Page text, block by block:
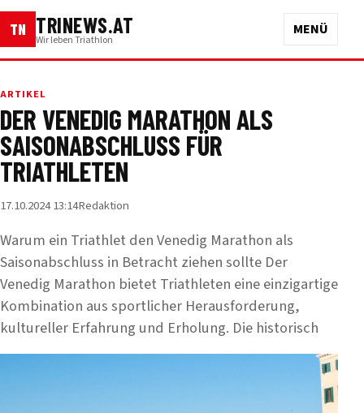
TN TRINEWS.AT
Wir leben Triathlon
MENÜ
ARTIKEL
DER VENEDIG MARATHON ALS
SAISONABSCHLUSS FÜR
TRIATHLETEN
17.10.2024 13:14Redaktion
Warum ein Triathlet den Venedig Marathon als
Saisonabschluss in Betracht ziehen sollte Der
Venedig Marathon bietet Triathleten eine einzigartige
Kombination aus sportlicher Herausforderung,
kultureller Erfahrung und Erholung. Die historisch